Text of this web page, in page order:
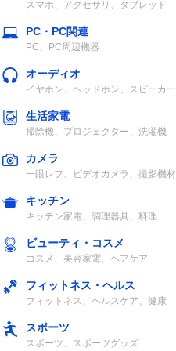
スマホ、アクセサリ、タブレット
PC・PC関連
PC、PC周辺機器
オーディオ
イヤホン、ヘッドホン、スピーカー
生活家電
掃除機、プロジェクター、洗濯機
カメラ
一眼レフ、ビデオカメラ、撮影機材
キッチン
キッチン家電、調理器具、料理
ビューティ・コスメ
コスメ、美容家電、ヘアケア
フィットネス・ヘルス
フィットネス、ヘルスケア、健康
スポーツ
スポーツ、スポーツグッズ